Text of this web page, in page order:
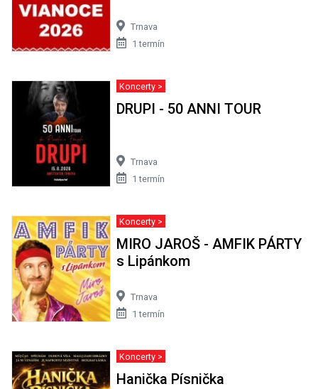
Trnava
1 termín
Koncerty >
DRUPI - 50 ANNI TOUR
Trnava
1 termín
Koncerty >
MIRO JAROŠ - AMFIK PÁRTY
s Lipánkom
Trnava
1 termín
Koncerty >
Hanička Písnička